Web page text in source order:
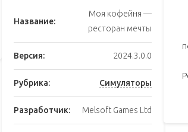
Название:
Моя кофейня —
ресторан мечты
Версия: 2024.3.0.0
Рубрика: Симуляторы
Разработчик: Melsoft Games Ltd